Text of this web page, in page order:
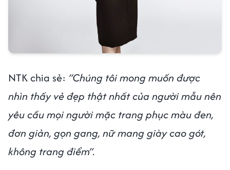
NTK chia sẻ: “Chúng tôi mong muốn được
nhìn thấy vẻ đẹp thật nhất của người mẫu nên
yêu cầu mọi người mặc trang phục màu đen,
đơn giản, gọn gang, nữ mang giày cao gót,
không trang điểm”.